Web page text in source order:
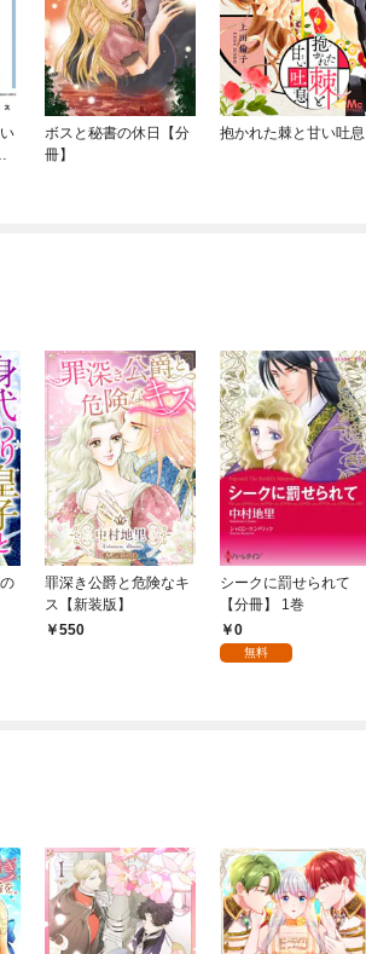
ボスと秘書の休日【分
冊】
抱かれた棘と甘い吐息
罪深き公爵と危険なキ
ス【新装版】
550
シークに罰せられて
【分冊】 1巻
0
無料